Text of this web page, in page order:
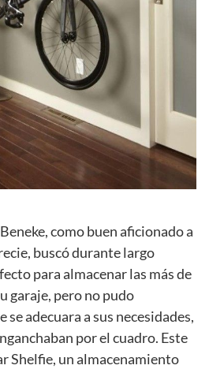
como buen aficionado a
buscó durante largo
para almacenar las más de
garaje, pero no pudo
adecuara a sus necesidades,
por el cuadro. Este
Shelfie, un almacenamiento